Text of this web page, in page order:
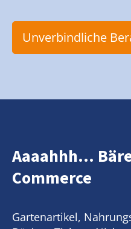
Unverbindliche
Aaaahhh...
Commerce
Gartenartikel,